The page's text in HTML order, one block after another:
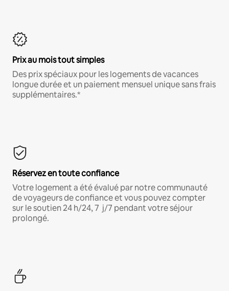
Prix au mois tout simples
Des prix spéciaux pour les logements de vacances
longue durée et un paiement mensuel unique sans frais
supplémentaires.*
Réservez en toute confiance
Votre logement a été évalué par notre communauté
de voyageurs de confiance et vous pouvez compter
sur le soutien 24 h/24, 7 j/7 pendant votre séjour
prolongé.